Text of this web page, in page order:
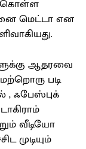
கொள்ள
மெட்டா என
ஆதரவை
படி
, ஃபேஸ்புக்
வீடியோ
முடியும்